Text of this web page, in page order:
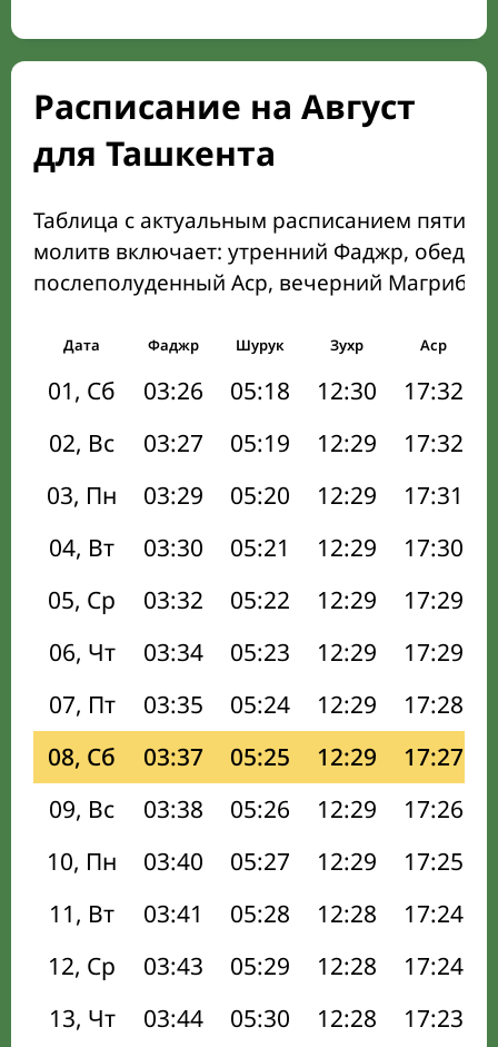
Расписание на Август
для Ташкента
Таблица с актуальным расписанием пяти
молитв включает: утренний Фаджр,
послеполуденный Аср, вечерний Магриб
Дата Фаджр Шурук Зухр Аср
01, Сб 03:26 05:18 12:30 17:32
02, Вс
03:27 05:19 12:29 17:32
03, Пн
03:29 05:20 12:29 17:31
04, Вт
03:30 05:21 12:29 17:30
05, Ср
03:32 05:22 12:29 17:29
06, Чт
03:34 05:23 12:29 17:29
07, Пт
03:35 05:24 12:29 17:28
08, Сб
03:37 05:25 12:29 17:27
09, Вс
03:38 05:26 12:29 17:26
10, Пн
03:40 05:27 12:29 17:25
11, Вт
03:41 05:28 12:28 17:24
12, Ср
03:43 05:29 12:28 17:24
13, Чт
03:44 05:30 12:28 17:23